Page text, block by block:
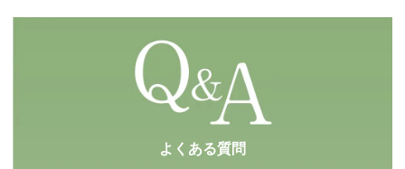
よくある質問